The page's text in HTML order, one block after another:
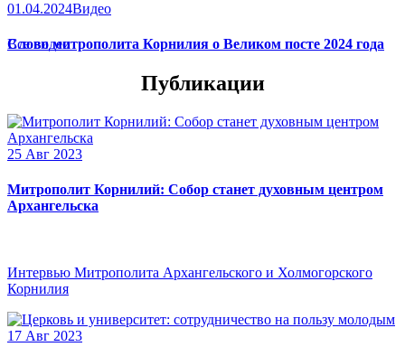
01.04.2024Видео
Слово митрополита Корнилия о Великом посте 2024 года
Все видео
Публикации
25 Авг 2023
Митрополит Корнилий: Собор станет духовным центром
Архангельска
Интервью Митрополита Архангельского и Холмогорского
Корнилия
17 Авг 2023